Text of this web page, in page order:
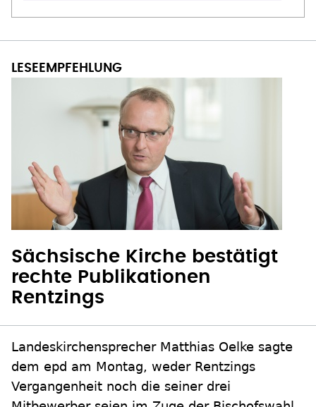
Sächsische Kirche bestätigt
rechte Publikationen
Rentzings
Landeskirchensprecher Matthias Oelke sagte
dem epd am Montag, weder Rentzings
Vergangenheit noch die seiner drei